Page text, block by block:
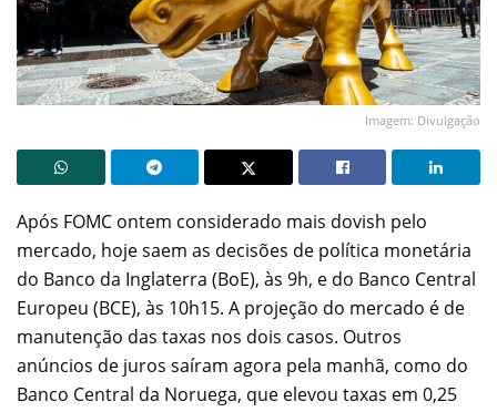
Imagem: Divulgação
Após FOMC ontem considerado mais dovish pelo
mercado, hoje saem as decisões de política monetária
do Banco da Inglaterra (BoE), às 9h, e do Banco Central
Europeu (BCE), às 10h15. A projeção do mercado é de
manutenção das taxas nos dois casos. Outros
anúncios de juros saíram agora pela manhã, como do
Banco Central da Noruega, que elevou taxas em 0,25